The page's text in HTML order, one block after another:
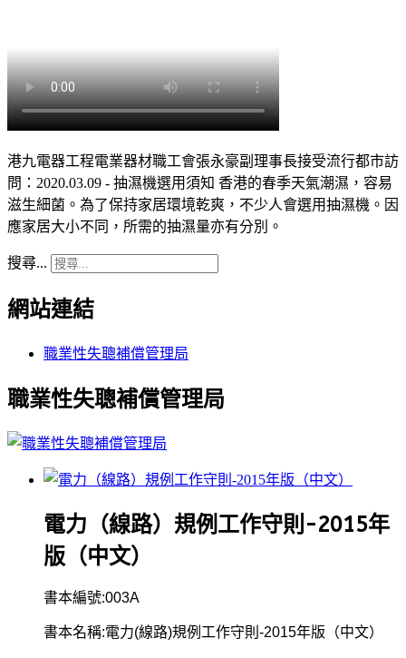
港九電器工程電業器材職工會張永豪副理事長接受流行都市訪
問：2020.03.09 - 抽濕機選用須知 香港的春季天氣潮濕，容易
滋生細菌。為了保持家居環境乾爽，不少人會選用抽濕機。因
應家居大小不同，所需的抽濕量亦有分別。
搜尋...
網站連結
職業性失聰補償管理局
職業性失聰補償管理局
電力（線路）規例工作守則-2015年
版（中文）
書本編號:003A
書本名稱:電力(線路)規例工作守則-2015年版（中文）